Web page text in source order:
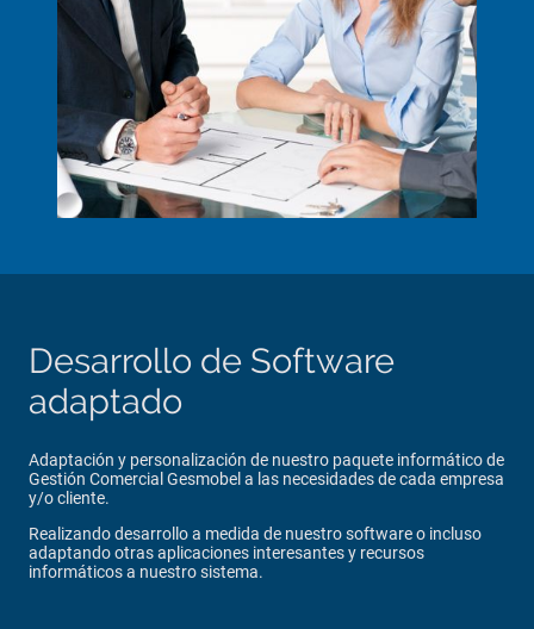
Desarrollo de Software
adaptado
Adaptación y personalización de nuestro paquete informático de
Gestión Comercial Gesmobel a las necesidades de cada empresa
y/o cliente.
Realizando desarrollo a medida de nuestro software o incluso
adaptando otras aplicaciones interesantes y recursos
informáticos a nuestro sistema.